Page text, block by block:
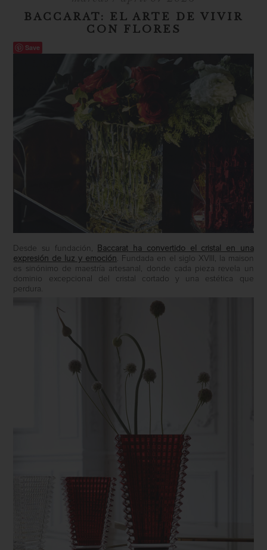
BACCARAT: EL ARTE DE VIVIR
CON FLORES
Save
Desde su fundación, Baccarat ha convertido el cristal en una
expresión de luz y emoción . Fundada en el siglo XVIII, la maison
es sinónimo de maestría artesanal, donde cada pieza revela un
dominio excepcional del cristal cortado y una estética que
perdura.